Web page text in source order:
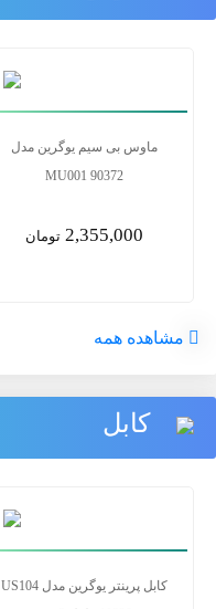
ماوس بی سیم یوگرین مدل
MU001 90372
2,355,000 تومان
مشاهده همه
کابل
کابل پرینتر یوگرین مدل US104